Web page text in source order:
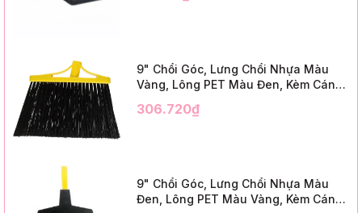
9" Chổi Góc, Lưng Chổi Nhựa Màu
Vàng, Lông PET Màu Đen, Kèm Cán
12 Bộ/Thùng (9" Angle Broom, Yellow
306.720₫
9" Chổi Góc, Lưng Chổi Nhựa Màu
Đen, Lông PET Màu Vàng, Kèm Cán